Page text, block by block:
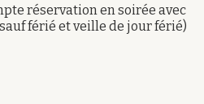
réservation en soirée avec
férié et veille de jour férié)